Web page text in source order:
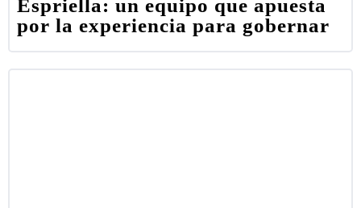
Espriella: un equipo que apuesta
por la experiencia para gobernar